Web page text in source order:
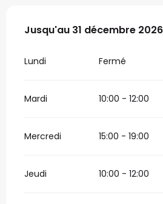
Du2 janvier 2026au31
Jusqu'au 31 décembre 2026
Lundi Fermé
Mardi 10:00 - 12:00
Mercredi 15:00 - 19:00
Jeudi 10:00 - 12:00